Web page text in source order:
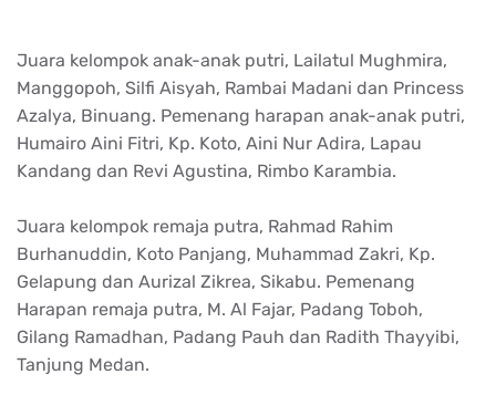
Juara kelompok anak-anak putri, Lailatul Mughmira,
Manggopoh, Silfi Aisyah, Rambai Madani dan Princess
Azalya, Binuang. Pemenang harapan anak-anak putri,
Humairo Aini Fitri, Kp. Koto, Aini Nur Adira, Lapau
Kandang dan Revi Agustina, Rimbo Karambia.
Juara kelompok remaja putra, Rahmad Rahim
Burhanuddin, Koto Panjang, Muhammad Zakri, Kp.
Gelapung dan Aurizal Zikrea, Sikabu. Pemenang
Harapan remaja putra, M. Al Fajar, Padang Toboh,
Gilang Ramadhan, Padang Pauh dan Radith Thayyibi,
Tanjung Medan.